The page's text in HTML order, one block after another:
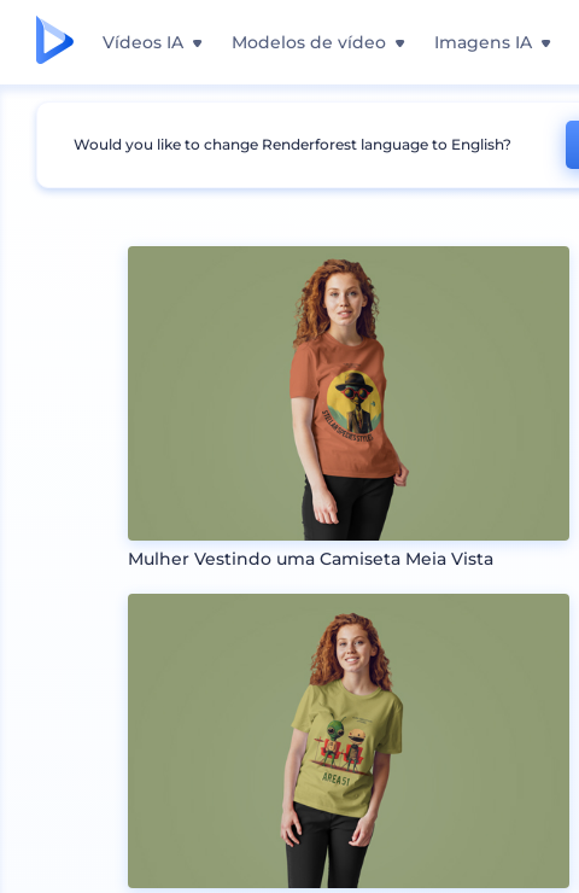
Vídeos IA Modelos de vídeo Imagens IA
Mockups Vestuário Mockup de Camiseta
Mulher Vestindo uma Camiseta Meia Vista
Would you like to change Renderforest language to English?